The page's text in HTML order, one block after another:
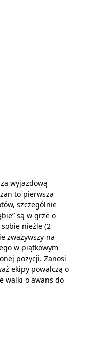
wyjazdową
to pierwsza
szczególnie
są w grze o
nieźle (2
zważywszy na
w piątkowym
pozycji. Zanosi
ekipy powalczą o
walki o awans do